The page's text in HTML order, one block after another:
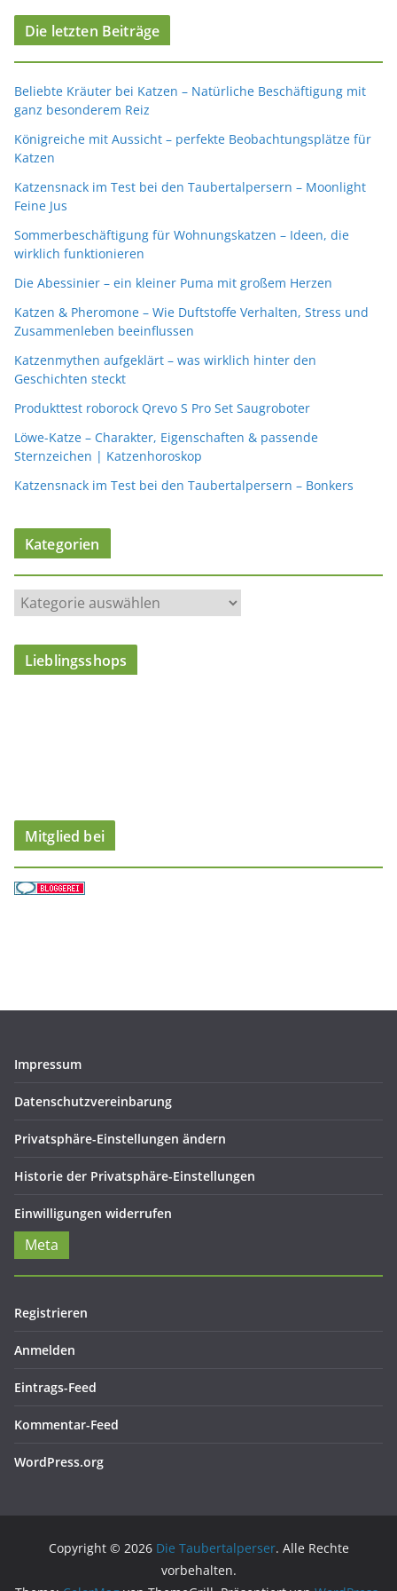
Die letzten Beiträge
Beliebte Kräuter bei Katzen – Natürliche Beschäftigung mit
ganz besonderem Reiz
Königreiche mit Aussicht – perfekte Beobachtungsplätze für
Katzen
Katzensnack im Test bei den Taubertalpersern – Moonlight
Feine Jus
Sommerbeschäftigung für Wohnungskatzen – Ideen, die
wirklich funktionieren
Die Abessinier – ein kleiner Puma mit großem Herzen
Katzen & Pheromone – Wie Duftstoffe Verhalten, Stress und
Zusammenleben beeinflussen
Katzenmythen aufgeklärt – was wirklich hinter den
Geschichten steckt
Produkttest roborock Qrevo S Pro Set Saugroboter
Löwe-Katze – Charakter, Eigenschaften & passende
Sternzeichen | Katzenhoroskop
Katzensnack im Test bei den Taubertalpersern – Bonkers
Kategorien
a
t
Lieblingsshops
Mitglied bei
Impressum
Datenschutzvereinbarung
Privatsphäre-Einstellungen ändern
Historie der Privatsphäre-Einstellungen
Einwilligungen widerrufen
Meta
Registrieren
Anmelden
Eintrags-Feed
Kommentar-Feed
WordPress.org
Copyright © 2026 Die Taubertalperser. Alle Rechte
vorbehalten.